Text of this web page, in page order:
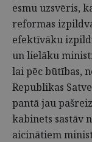
esmu uzsvēris,
reformas
efektīvāku
un lielāku
lai pēc būtības,
Republikas
pantā jau
kabinets sastāv
aicinātiem